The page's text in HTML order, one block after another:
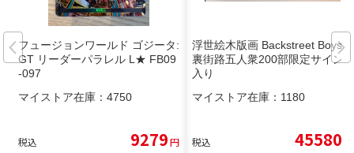
フュージョンワールド ゴジータ:
GT リーダーパラレル L★ FB09
-097
マイストア在庫： 4750
税込 9279円
浮世絵木版画 Backstreet Boys
裏街路五人衆200部限定サイン
入り
マイストア在庫： 1180
税込 45580